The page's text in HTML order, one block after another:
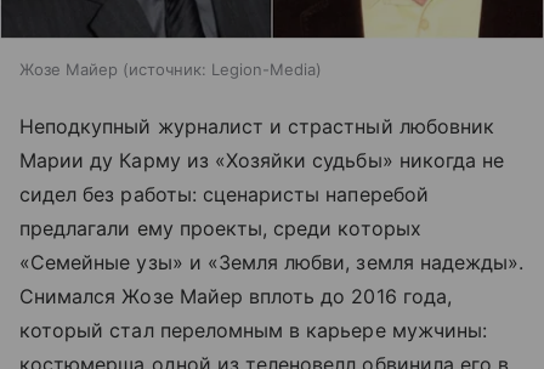
Жозе Майер источник: Legion-Media
Неподкупный журналист и страстный любовник
Марии ду Карму из «Хозяйки судьбы» никогда не
сидел без работы: сценаристы наперебой
предлагали ему проекты, среди которых
«Семейные узы» и «Земля любви, земля надежды».
Снимался Жозе Майер вплоть до 2016 года,
который стал переломным в карьере мужчины: